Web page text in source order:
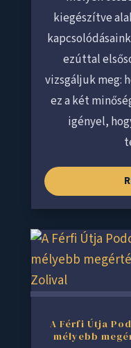
kiegészítve
ezúttal
vizsgáljuk meg:
ez a két
igényel,
A Férfi Útja
mélyebb